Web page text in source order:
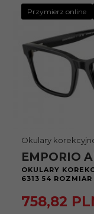
Przymierz online
Okulary
EMPORIO
OKULARY
6313 54 ROZMIAR
758,82